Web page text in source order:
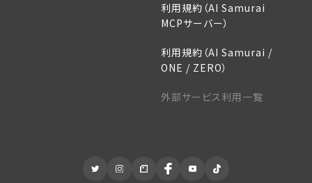
利用規約（AI Samurai
MCPサーバー）
利用規約（AI Samurai /
ONE / ZERO）
外部サービス利用一覧